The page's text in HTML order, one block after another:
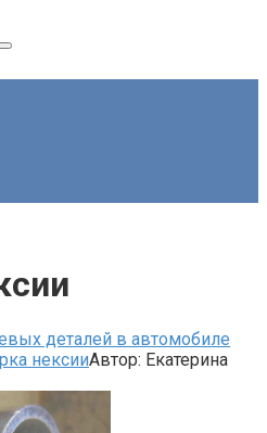
деталей в автомобиле
нексииАвтор: Екатерина